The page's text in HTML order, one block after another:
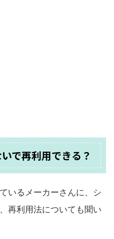
で再利用できる？
いるメーカーさんに、シ
再利用法についても聞い